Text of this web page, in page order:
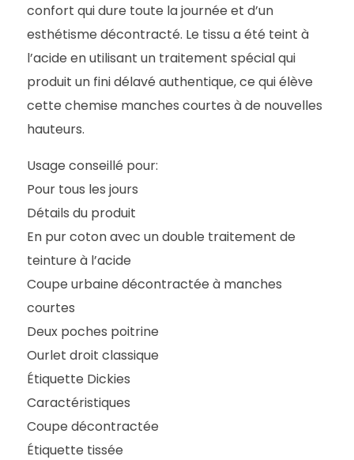
confort qui dure toute la journée et d’un
esthétisme décontracté. Le tissu a été teint à
l’acide en utilisant un traitement spécial qui
produit un fini délavé authentique, ce qui élève
cette chemise manches courtes à de nouvelles
hauteurs.
Usage conseillé pour:
Pour tous les jours
Détails du produit
En pur coton avec un double traitement de
teinture à l’acide
Coupe urbaine décontractée à manches
courtes
Deux poches poitrine
Ourlet droit classique
Étiquette Dickies
Caractéristiques
Coupe décontractée
Étiquette tissée